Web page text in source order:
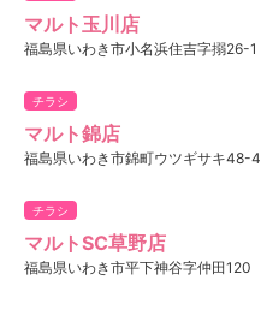
マルト玉川店
福島県いわき市小名浜住吉字搦26-1
チラシ
マルト錦店
福島県いわき市錦町ウツギサキ48-4
チラシ
マルトSC草野店
福島県いわき市平下神谷字仲田120